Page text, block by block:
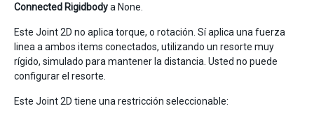
Connected Rigidbodya None.
Este Joint 2D no aplica torque, o rotación. Sí aplica una fuerza
linea a ambos items conectados, utilizando un resorte muy
rígido, simulado para mantener la distancia. Usted no puede
configurar el resorte.
Este Joint 2D tiene una restricción seleccionable: